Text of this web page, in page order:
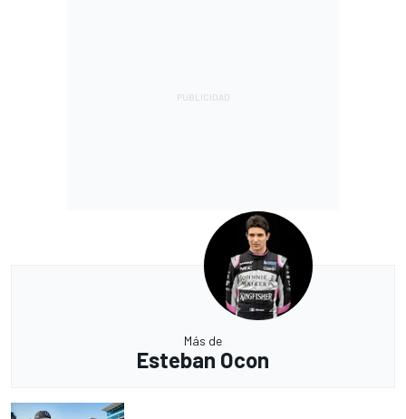
Más de
Esteban Ocon